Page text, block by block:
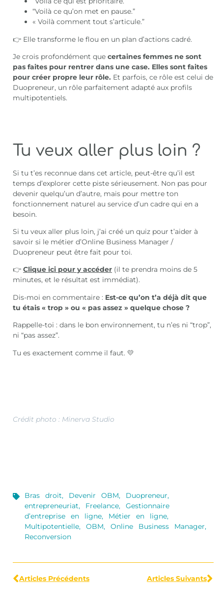
“Voilà ce qu’on met en pause.”
« Voilà comment tout s’articule.”
👉 Elle transforme le flou en un plan d’actions cadré.
Je crois profondément quecertaines femmes ne sont
pas faites pour rentrer dans une case. Elles sont faites
pour créer propre leur rôle. Et parfois, ce rôle est celui de
Duopreneur, un rôle parfaitement adapté aux profils
multipotentiels.
Tu veux aller plus loin ?
Si tu t’es reconnue dans cet article, peut-être qu’il est
temps d’explorer cette piste sérieusement. Non pas pour
devenir quelqu’un d’autre, mais pour mettre ton
fonctionnement naturel au service d’un cadre qui en a
besoin.
Si tu veux aller plus loin, j’ai créé un quiz pour t’aider à
savoir si le métier d’Online Business Manager /
Duopreneur peut être fait pour toi.
👉Clique ici pour y accéder (il te prendra moins de 5
minutes, et le résultat est immédiat).
Dis-moi en commentaire : Est-ce qu’on t’a déjà dit que
tu étais « trop » ou « pas assez » quelque chose ?
Rappelle-toi : dans le bon environnement, tu n’es ni “trop”,
ni “pas assez”.
Tu es exactement comme il faut. 💛
Crédit photo : Minerva Studio
Bras droit, Devenir OBM, Duopreneur,
entrepreneuriat, Freelance,Gestionnaire
d’entreprise en ligne, Métier en ligne,
Multipotentielle,OBM,Online Business Manager,
Reconversion
Articles Précédents Articles Suivants